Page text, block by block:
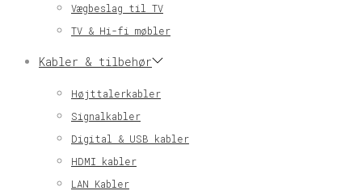
Vægbeslag til TV
TV & Hi-fi møbler
Kabler & tilbehør
Højttalerkabler
Signalkabler
Digital & USB kabler
HDMI kabler
LAN Kabler